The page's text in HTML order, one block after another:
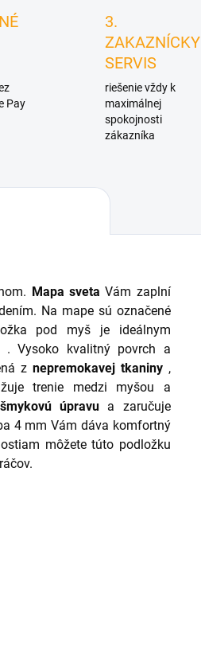
Pay
3.
ZAKAZNÍCKY
SERVIS
riešenie vždy k
maximálnej
spokojnosti
zákazníka
Mapa sveta Vám zaplní
Na mape sú označené
pod myš je ideálnym
.Vysoko kvalitný povrch a
z nepremokavej tkaniny,
trenie medzi myšou a
úpravua zaručuje
4 mm Vám dáva komfortný
môžete túto podložku